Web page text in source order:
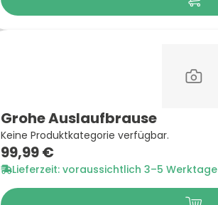
Grohe Auslaufbrause
Keine Produktkategorie verfügbar.
99,99 €
Lieferzeit: voraussichtlich 3–5 Werktage